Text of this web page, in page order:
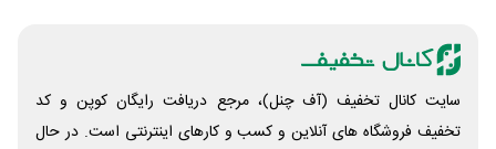
سایت کانال تخفیف (آف چنل)، مرجع دریافت رایگان کوپن و کد
تخفیف فروشگاه های آنلاین و کسب و‌ کارهای اینترنتی است. در حال